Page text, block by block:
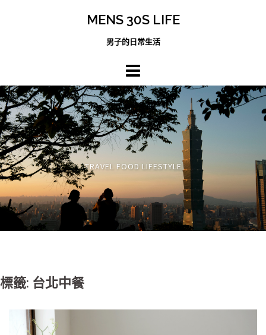
MENS 30S LIFE
男子的日常生活
TRAVEL FOOD LIFESTYLE
標籤: 台北中餐